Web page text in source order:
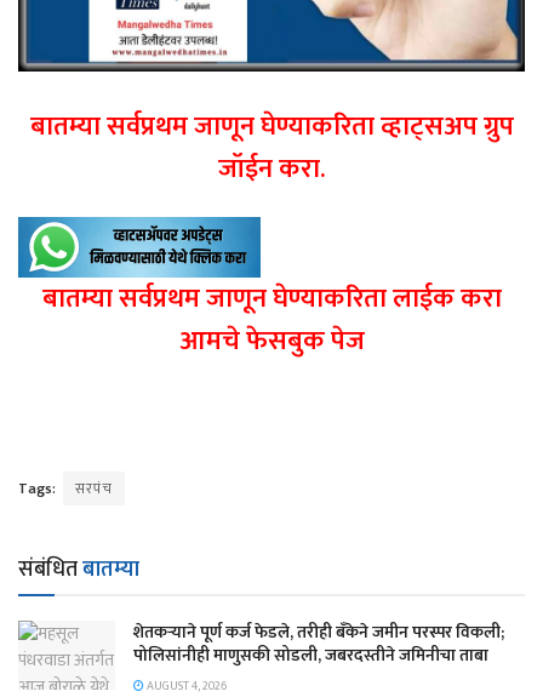
बातम्या सर्वप्रथम जाणून घेण्याकरिता व्हाट्सअप ग्रुप
जॉईन करा.
बातम्या सर्वप्रथम जाणून घेण्याकरिता लाईक करा
आमचे फेसबुक पेज
Tags: सरपंच
संबंधितबातम्या
शेतकऱ्याने पूर्ण कर्ज फेडले, तरीही बँकेने जमीन परस्पर विकली;
पोलिसांनीही माणुसकी सोडली, जबरदस्तीने जमिनीचा ताबा
AUGUST 4, 2026